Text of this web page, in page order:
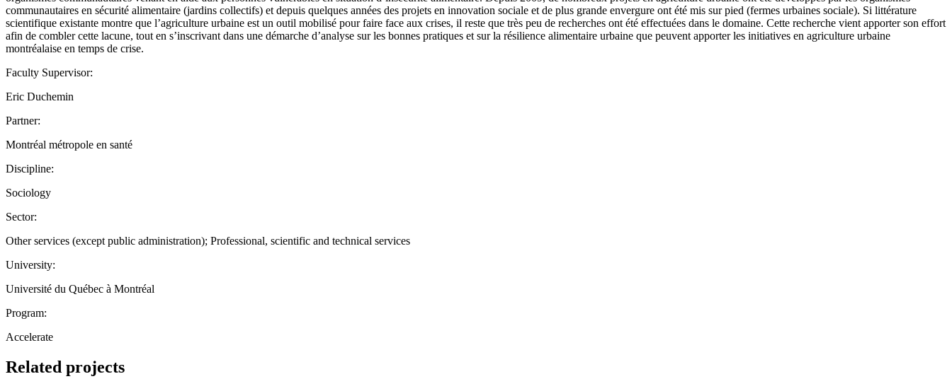
communautaires en sécurité alimentaire (jardins collectifs) et depuis quelques années des projets en innovation sociale et de plus grande envergure ont été mis sur pied (fermes urbaines sociale). Si littérature
scientifique existante montre que l’agriculture urbaine est un outil mobilisé pour faire face aux crises, il reste que très peu de recherches ont été effectuées dans le domaine. Cette recherche vient apporter son effort
afin de combler cette lacune, tout en s’inscrivant dans une démarche d’analyse sur les bonnes pratiques et sur la résilience alimentaire urbaine que peuvent apporter les initiatives en agriculture urbaine
montréalaise en temps de crise.
Faculty Supervisor:
Eric Duchemin
Partner:
Montréal métropole en santé
Discipline:
Sociology
Sector:
Other services (except public administration); Professional, scientific and technical services
University:
Université du Québec à Montréal
Program:
Accelerate
Related projects